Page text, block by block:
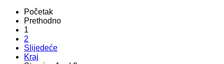
Početak
Prethodno
1
2
Slijedeće
Kraj